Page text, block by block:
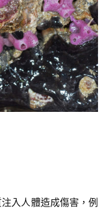
入人體造成傷害，例